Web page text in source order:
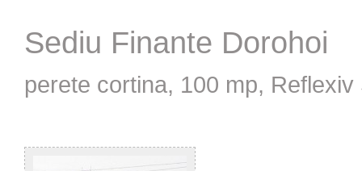
Sediu Finante Dorohoi
perete cortina, 100 mp,